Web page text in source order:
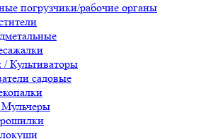
погрузчики/рабочие органы
Культиваторы
садовые